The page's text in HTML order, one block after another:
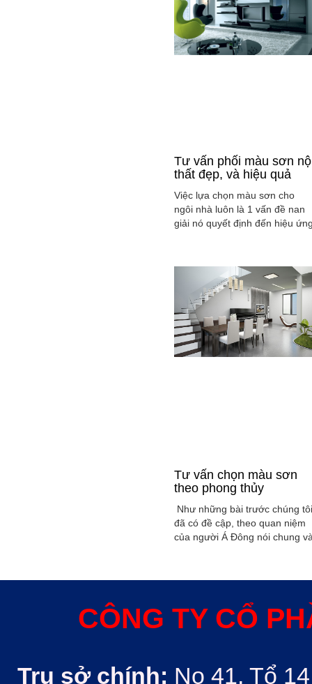
tìm hiểu phong các này qua
việc ...
Tư vấn phối màu sơn
thất đẹp, và hiệu quả
Việc lựa chọn màu sơn cho
ngôi nhà luôn là 1 vấn đề nan
giải nó quyết định đến hiệu
của gia đình bạn.
Tư vấn chọn màu sơn
theo phong thủy
Như những bài trước chúng tôi
đã có đề cập, theo quan niệm
của người Á Đông nói chung
xây dụng nhà ở hoặc bất kỳ
thủy trong ngôi nhà thường
được quyết định bởi các nhân
CÔNG TY CỔ
Trụ sở chính: No 41, Tổ